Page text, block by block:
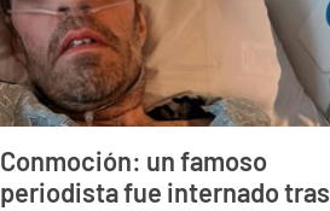
Conmoción: un famoso
periodista fue internado tras